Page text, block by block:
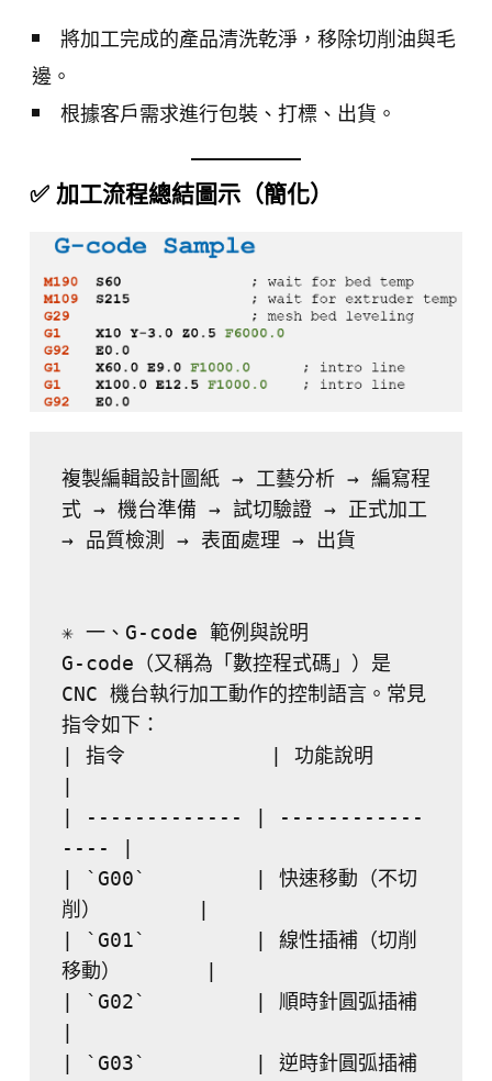
將加工完成的產品清洗乾淨，移除切削油與毛
邊。
根據客戶需求進行包裝、打標、出貨。
✅ 加工流程總結圖示（簡化）
複製編輯設計圖紙 → 工藝分析 → 編寫程
式 → 機台準備 → 試切驗證 → 正式加工
→ 品質檢測 → 表面處理 → 出貨
✳️ 一、G-code 範例與說明
G-code（又稱為「數控程式碼」）是
CNC 機台執行加工動作的控制語言。常見
指令如下：
| 指令            | 功能說明
| ------------- | ------------
---- |
| `G00`         | 快速移動（不切
削）        |
| `G01`         | 線性插補（切削
移動）       |
| `G02`         | 順時針圓弧插補
| `G03`         | 逆時針圓弧插補